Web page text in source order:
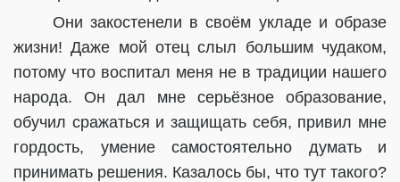
Они закостенели в своём укладе и образе
жизни! Даже мой отец слыл большим чудаком,
потому что воспитал меня не в традиции нашего
народа. Он дал мне серьёзное образование,
обучил сражаться и защищать себя, привил мне
гордость, умение самостоятельно думать и
принимать решения. Казалось бы, что тут такого?